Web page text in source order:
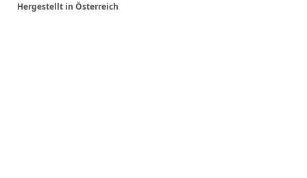
Hergestellt in Österreich